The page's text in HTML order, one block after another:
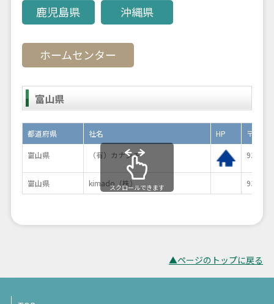
鹿児島県
沖縄県
ホームセンター
富山県
都道府県 社名 HP 〒
富山県 （有）カナシチ 935-
富山県 kimado（株） 930-
スクロールできます
▲ページのトップに戻る